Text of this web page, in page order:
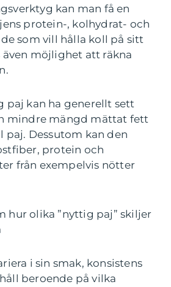
kan man få en
protein-, kolhydrat- och
som vill hålla koll på sitt
möjlighet att räkna
paj kan ha generellt sett
mindre mängd mättat fett
paj. Dessutom kan den
protein och
från exempelvis nötter
hur olika ”nyttig paj” skiljer
i sin smak, konsistens
beroende på vilka